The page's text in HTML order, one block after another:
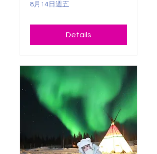
8月14日週五
Details